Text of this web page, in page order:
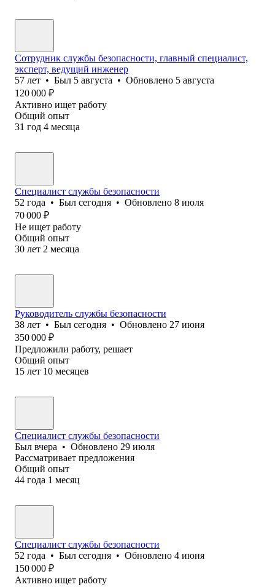
Сотрудник службы безопасности, главный специалист,
эксперт, ведущий инженер
57 лет • Был 5 августа • Обновлено 5 августа
120 000 ₽
Активно ищет работу
Общий опыт
31 год 4 месяца
Специалист службы безопасности
52 года • Был сегодня • Обновлено 8 июля
70 000 ₽
Не ищет работу
Общий опыт
30 лет 2 месяца
Руководитель службы безопасности
38 лет • Был сегодня • Обновлено 27 июня
350 000 ₽
Предложили работу, решает
Общий опыт
15 лет 10 месяцев
Специалист службы безопасности
Был вчера • Обновлено 29 июля
Рассматривает предложения
Общий опыт
44 года 1 месяц
Специалист службы безопасности
52 года • Был сегодня • Обновлено 4 июня
150 000 ₽
Активно ищет работу